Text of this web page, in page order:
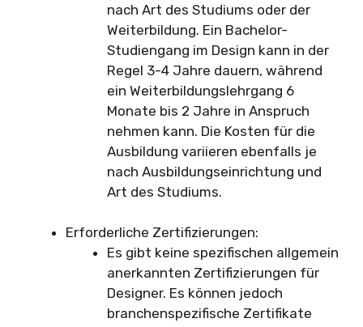
nach Art des Studiums oder der
Weiterbildung. Ein Bachelor-
Studiengang im Design kann in der
Regel 3-4 Jahre dauern, während
ein Weiterbildungslehrgang 6
Monate bis 2 Jahre in Anspruch
nehmen kann. Die Kosten für die
Ausbildung variieren ebenfalls je
nach Ausbildungseinrichtung und
Art des Studiums.
Erforderliche Zertifizierungen:
Es gibt keine spezifischen allgemein
anerkannten Zertifizierungen für
Designer. Es können jedoch
branchenspezifische Zertifikate